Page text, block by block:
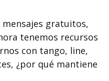
gratuitos,
tenemos recursos
con tango, line,
¿por qué mantiene